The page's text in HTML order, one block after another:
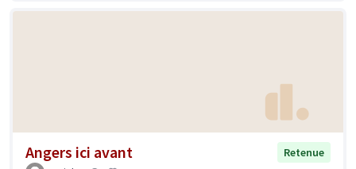
Angers ici avant
Retenue